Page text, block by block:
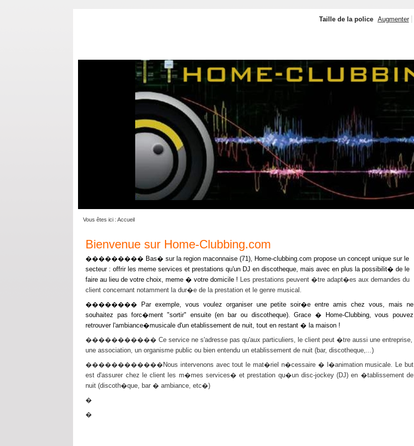
Taille de la police Augmenter
Vous êtes ici : Accueil
Bienvenue sur Home-Clubbing.com
��������� Bas� sur la region maconnaise (71), Home-clubbing.com propose un concept unique sur le
secteur : offrir les meme services et prestations qu'un DJ en discotheque, mais avec en plus la possibilit� de le
faire au lieu de votre choix, meme � votre domicile ! Les prestations peuvent �tre adapt�es aux demandes du
client concernant notamment la dur�e de la prestation et le genre musical.
�������� Par exemple, vous voulez organiser une petite soir�e entre amis chez vous, mais ne
souhaitez pas forc�ment "sortir" ensuite (en bar ou discotheque). Grace � Home-Clubbing, vous pouvez
retrouver l'ambiance�musicale d'un etablissement de nuit, tout en restant � la maison !
����������� Ce service ne s'adresse pas qu'aux particuliers, le client peut �tre aussi une entreprise,
une association, un organisme public ou bien entendu un etablissement de nuit (bar, discotheque,...)
������������Nous intervenons avec tout le mat�riel n�cessaire � l�animation musicale. Le but
est d'assurer chez le client les m�mes services� et prestation qu�un disc-jockey (DJ) en �tablissement de
nuit (discoth�que, bar � ambiance, etc�)
�
�